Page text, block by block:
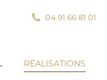
04 91 66 81 01
RÉALISATIONS